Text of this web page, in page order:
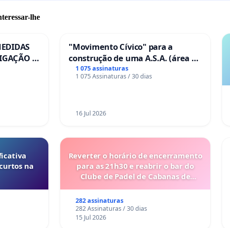
lhe
-
"Movimento Cívico" para a
construção de uma A.S.A. (área de
serviços para autocaravanas) em
Coimbra
1 075 assinaturas
1 075 Assinaturas / 30 dias
16 Jul 2026
na
Reverter o horário de encerramento
para as 21h30 e reabrir o bar do
Clube de Padel de Cabanas de
282 assinaturas
282 Assinaturas / 30 dias
15 Jul 2026